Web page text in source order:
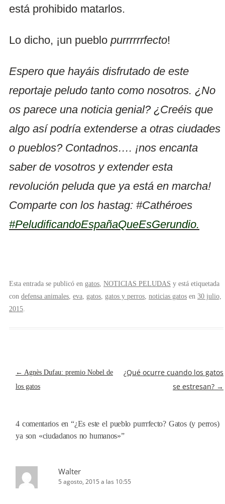
está prohibido matarlos.
Lo dicho, ¡un pueblo purrrrrrfecto!
Espero que hayáis disfrutado de este
reportaje peludo tanto como nosotros. ¿No
os parece una noticia genial? ¿Creéis que
algo así podría extenderse a otras ciudades
o pueblos? Contadnos…. ¡nos encanta
saber de vosotros y extender esta
revolución peluda que ya está en marcha!
Comparte con los hastag: #Cathéroes
#PeludificandoEspañaQueEsGerundio.
Esta entrada se publicó en gatos, NOTICIAS PELUDAS y está etiquetada
con defensa animales, eva, gatos, gatos y perros, noticias gatos en 30 julio,
2015.
NAVEGACIÓN
DE
← Agnès Dufau: premio Nobel de
los gatos
¿Qué ocurre cuando los gatos
se estresan? →
4 comentarios en “¿Es este el pueblo purrrfecto? Gatos (y perros)
ya son «ciudadanos no humanos»”
Walter
5 agosto, 2015 a las 10:55